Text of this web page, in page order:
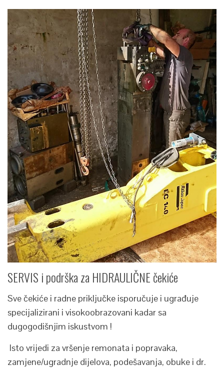
SERVIS i podrška za HIDRAULIČNE čekiće
Sve čekiće i radne priključke isporučuje i ugrađuje
specijalizirani i visokoobrazovani kadar sa
dugogodišnjim iskustvom !
Isto vrijedi za vršenje remonata i popravaka,
zamjene/ugradnje dijelova, podešavanja, obuke i dr.